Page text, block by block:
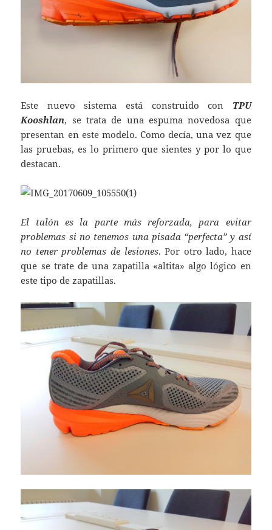
Este nuevo sistema está construido con TPU
Kooshlan, se trata de una espuma novedosa que
presentan en este modelo. Como decía, una vez que
las pruebas, es lo primero que sientes y por lo que
destacan.
El talón es la parte más reforzada, para evitar
problemas si no tenemos una pisada “perfecta” y así
no tener problemas de lesiones. Por otro lado, hace
que se trate de una zapatilla «altita» algo lógico en
este tipo de zapatillas.